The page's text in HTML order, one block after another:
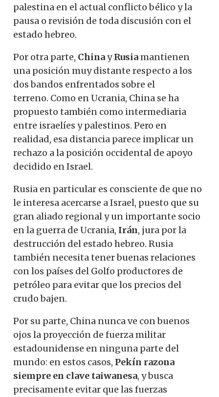
palestina en el actual conflicto bélico y la
pausa o revisión de toda discusión con el
estado hebreo.
Por otra parte, ChinayRusiamantienen
una posición muy distante respecto a los
dos bandos enfrentados sobre el
terreno. Como en Ucrania, China se ha
propuesto también como intermediaria
entre israelíes y palestinos. Pero en
realidad, esa distancia parece implicar un
rechazo a la posición occidental de apoyo
decidido en Israel.
Rusia en particular es consciente de que no
le interesa acercarse a Israel, puesto que su
gran aliado regional y un importante socio
en la guerra de Ucrania, Irán, jura por la
destrucción del estado hebreo. Rusia
también necesita tener buenas relaciones
con los países del Golfo productores de
petróleo para evitar que los precios del
crudo bajen.
Por su parte, China nunca ve con buenos
ojos la proyección de fuerza militar
estadounidense en ninguna parte del
mundo: en estos casos, Pekín razona
siempre en clave taiwanesa, y busca
precisamente evitar que las fuerzas